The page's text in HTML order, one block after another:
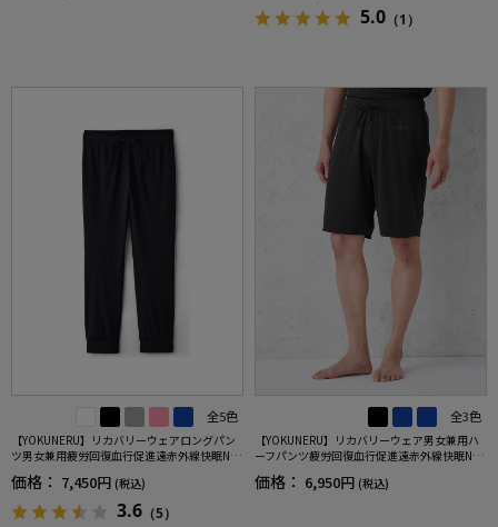
5.0 （1）
全5色
【YOKUNERU】リカバリーウェアロングパン
ツ男女兼用疲労回復血行促進遠赤外線快眠NA
NOMIX(R)【一般医療機器】SS～LLサイズ
価格： 7,450円 (税込)
3.6 （5）
全3色
【YOKUNERU】リカバリーウェア男女兼用ハ
ーフパンツ疲労回復血行促進遠赤外線快眠NA
NOMIX(R)【一般医療機器】SS～LLサイズ
価格： 6,950円 (税込)